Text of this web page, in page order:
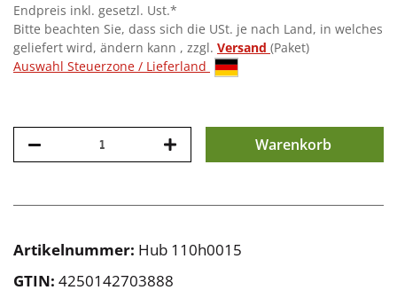
Endpreis inkl. gesetzl. Ust.*
Bitte beachten Sie, dass sich die USt. je nach Land, in welches
geliefert wird, ändern kann , zzgl. Versand (Paket)
Auswahl Steuerzone / Lieferland
Warenkorb
Artikelnummer: Hub 110h0015
GTIN: 4250142703888